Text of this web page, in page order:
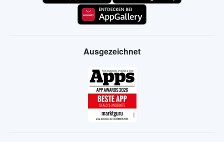
Ausgezeichnet